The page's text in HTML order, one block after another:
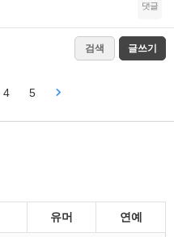
댓글
검색 글쓰기
4 5
유머 연예